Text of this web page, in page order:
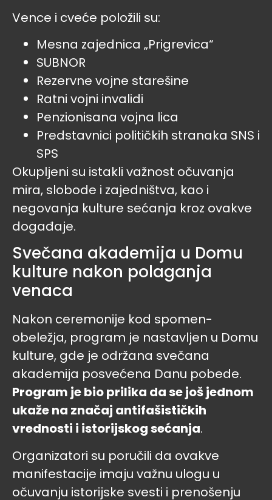
Vence i cveće položili su:
Mesna zajednica „Prigrevica“
SUBNOR
Rezervne vojne starešine
Ratni vojni invalidi
Penzionisana vojna lica
Predstavnici političkih stranaka SNS i
SPS
Okupljeni su istakli važnost očuvanja
mira, slobode i zajedništva, kao i
negovanja kulture sećanja kroz ovakve
događaje.
Svečana akademija u Domu
kulture nakon polaganja
venaca
Nakon ceremonije kod spomen-
obeležja, program je nastavljen u Domu
kulture, gde je održana svečana
akademija posvećena Danu pobede.
Program je bio prilika da se još jednom
ukaže na značaj antifašističkih
vrednosti i istorijskog sećanja.
Organizatori su poručili da ovakve
manifestacije imaju važnu ulogu u
očuvanju istorijske svesti i prenošenju